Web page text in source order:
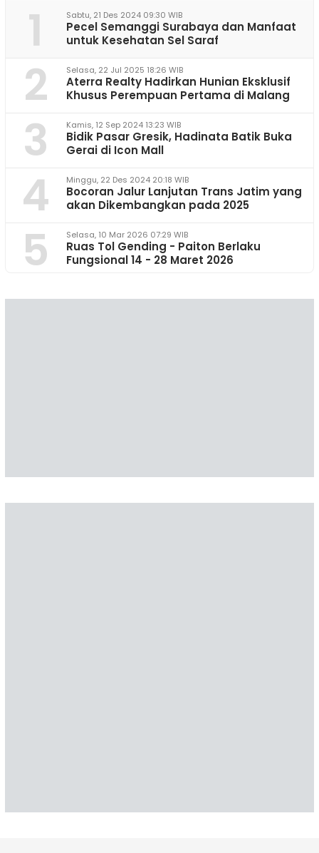
1 Sabtu, 21 Des 2024 09:30 WIB
Pecel Semanggi Surabaya dan Manfaat
untuk Kesehatan Sel Saraf
2 Selasa, 22 Jul 2025 18:26 WIB
Aterra Realty Hadirkan Hunian Eksklusif
Khusus Perempuan Pertama di Malang
3 Kamis, 12 Sep 2024 13:23 WIB
Bidik Pasar Gresik, Hadinata Batik Buka
Gerai di Icon Mall
4 Minggu, 22 Des 2024 20:18 WIB
Bocoran Jalur Lanjutan Trans Jatim yang
akan Dikembangkan pada 2025
5 Selasa, 10 Mar 2026 07:29 WIB
Ruas Tol Gending - Paiton Berlaku
Fungsional 14 - 28 Maret 2026